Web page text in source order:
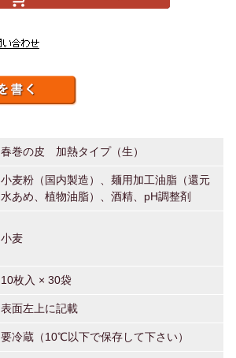
春巻の皮 加熱タイプ（生）
小麦粉（国内製造）、麺用加工油脂（還元
水あめ、植物油脂）、酒精、pH調整剤
小麦
10枚入 × 30袋
表面左上に記載
要冷蔵（10℃以下で保存して下さい）